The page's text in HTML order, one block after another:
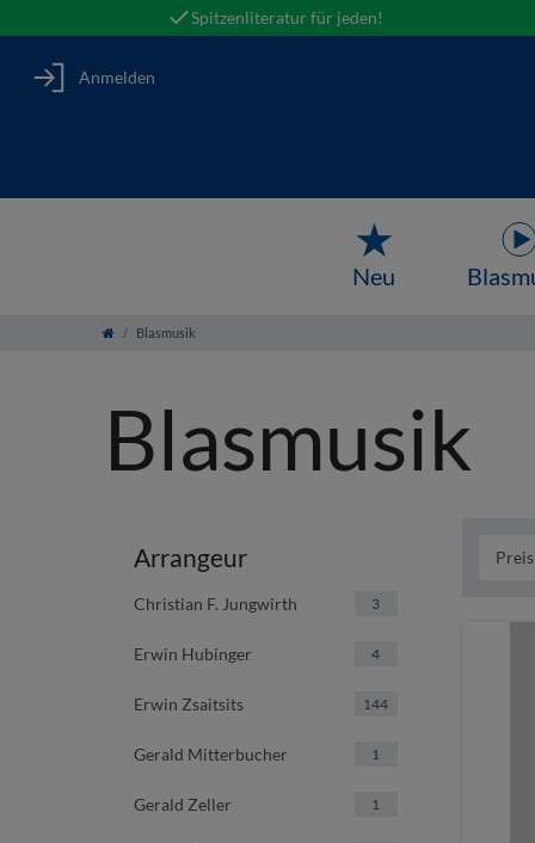
Spitzenliteratur für jeden!
Anmelden
Neu
Blasmusik
Blasmusik
Arrangeur
Christian F. Jungwirth 3
Erwin Hubinger 4
Erwin Zsaitsits 144
Gerald Mitterbucher 1
Gerald Zeller 1